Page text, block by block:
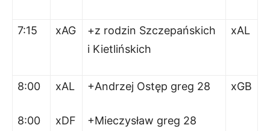
7:15 xAG
+z rodzin Szczepańskich
i Kietlińskich
xAL
8:00
8:00
xAL
xDF
+Andrzej Ostęp greg 28
+Mieczysław greg 28
xGB